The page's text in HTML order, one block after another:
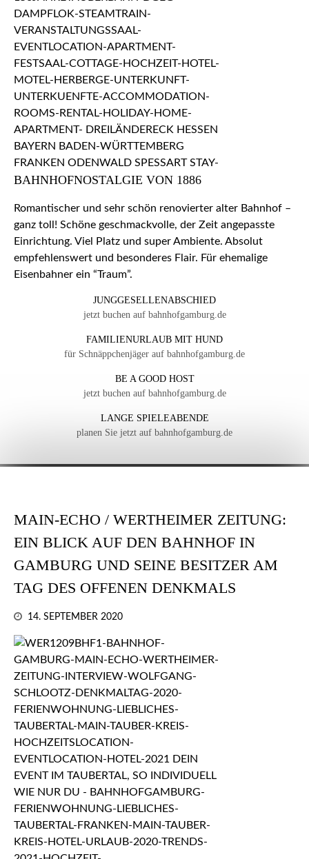
BAHNHOFNOSTALGIE VON 1886
Romantischer und sehr schön renovierter alter Bahnhof –
ganz toll! Schöne geschmackvolle, der Zeit angepasste
Einrichtung. Viel Platz und super Ambiente. Absolut
empfehlenswert und besonderes Flair. Für ehemalige
Eisenbahner ein “Traum”.
JUNGGESELLENABSCHIED
jetzt buchen auf bahnhofgamburg.de
FAMILIENURLAUB MIT HUND
für Schnäppchenjäger auf bahnhofgamburg.de
BE A GOOD HOST
jetzt buchen auf bahnhofgamburg.de
LANGE SPIELEABENDE
planen Sie jetzt auf bahnhofgamburg.de
MAIN-ECHO / WERTHEIMER ZEITUNG:
EIN BLICK AUF DEN BAHNHOF IN
GAMBURG UND SEINE BESITZER AM
TAG DES OFFENEN DENKMALS
14. SEPTEMBER 2020